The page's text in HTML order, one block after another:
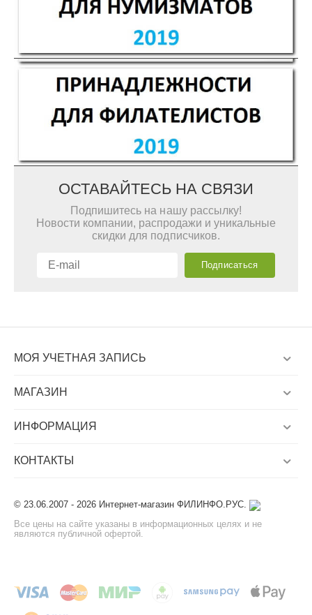
ОСТАВАЙТЕСЬ НА СВЯЗИ
Подпишитесь на нашу рассылку!
Новости компании, распродажи и уникальные
скидки для подписчиков.
Подписаться
МОЯ УЧЕТНАЯ ЗАПИСЬ
МАГАЗИН
ИНФОРМАЦИЯ
КОНТАКТЫ
© 23.06.2007 - 2026 Интернет-магазин ФИЛИНФО.РУС.
Все цены на сайте указаны в информационных целях и не
являются публичной офертой.